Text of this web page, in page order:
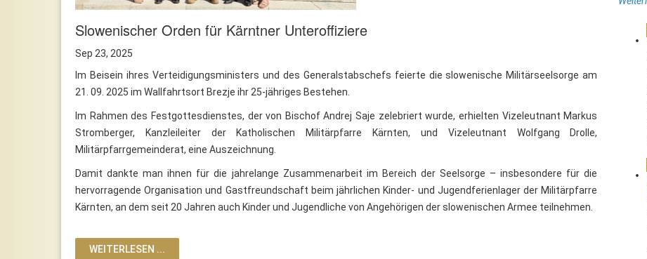
Slowenischer Orden für Kärntner Unteroffiziere
Sep 23, 2025
Im Beisein ihres Verteidigungsministers und des Generalstabschefs feierte die slowenische Militärseelsorge am
21. 09. 2025 im Wallfahrtsort Brezje ihr 25-jähriges Bestehen.
Im Rahmen des Festgottesdienstes, der von Bischof Andrej Saje zelebriert wurde, erhielten Vizeleutnant Markus
Stromberger, Kanzleileiter der Katholischen Militärpfarre Kärnten, und Vizeleutnant Wolfgang Drolle,
Militärpfarrgemeinderat, eine Auszeichnung.
Damit dankte man ihnen für die jahrelange Zusammenarbeit im Bereich der Seelsorge – insbesondere für die
hervorragende Organisation und Gastfreundschaft beim jährlichen Kinder- und Jugendferienlager der Militärpfarre
Kärnten, an dem seit 20 Jahren auch Kinder und Jugendliche von Angehörigen der slowenischen Armee teilnehmen.
WEITERLESEN ...